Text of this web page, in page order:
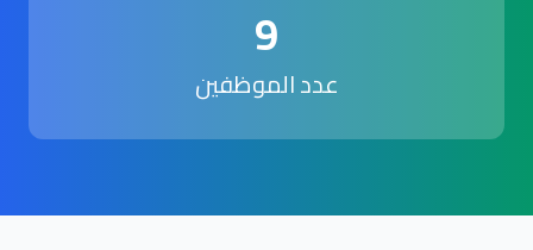
9
عدد الموظفين